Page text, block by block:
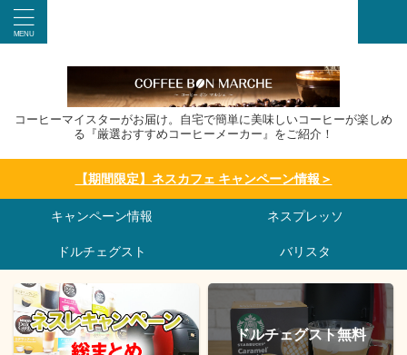
コーヒーマイスターがお届け。自宅で簡単に美味しいコーヒーが楽しめ
る『厳選おすすめコーヒーメーカー』をご紹介！
【期間限定】ネスカフェ キャンペーン情報＞
キャンペーン情報 ネスプレッソ
ドルチェグスト バリスタ
ドルチェグスト無料